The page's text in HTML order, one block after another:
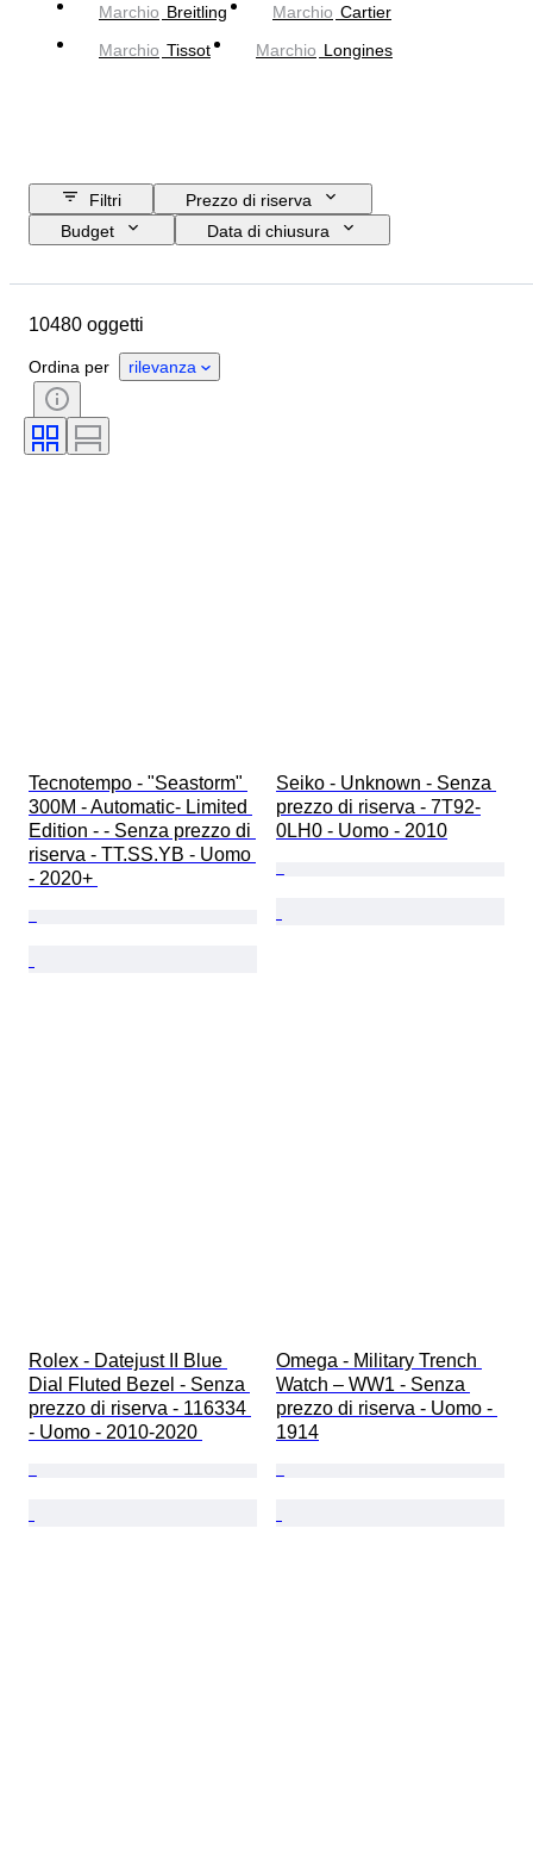
Marchio Breitling Marchio Cartier
Marchio Tissot Marchio Longines
Filtri
Prezzo di riserva
Budget
Data di chiusura
Lunghezza del cinturino dell’orologio
Oggetto
Paese d’origine
Materiale
Condizioni
Certificato
10480 oggetti
Ordina per rilevanza
Tecnotempo - "Seastorm"
300M - Automatic- Limited
Edition - - Senza prezzo di
riserva - TT.SS.YB - Uomo
- 2020+
Seiko - Unknown - Senza
prezzo di riserva - 7T92-
0LH0 - Uomo - 2010
Rolex - Datejust II Blue
Dial Fluted Bezel - Senza
prezzo di riserva - 116334
- Uomo - 2010-2020
Omega - Military Trench
Watch – WW1 - Senza
prezzo di riserva - Uomo -
1914